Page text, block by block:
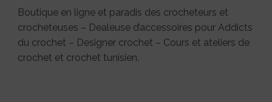
Boutique en ligne et paradis des crocheteurs et
crocheteuses – Dealeuse d’accessoires pour Addicts
du crochet – Designer crochet – Cours et ateliers de
crochet et crochet tunisien.